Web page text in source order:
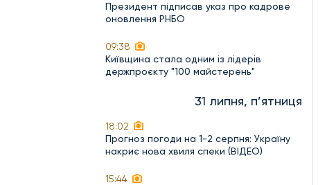
Президент підписав указ про кадрове
оновлення РНБО
09:38
Київщина стала одним із лідерів
держпроєкту "100 майстерень"
31 липня, п’ятниця
18:02
Прогноз погоди на 1-2 серпня: Україну
накриє нова хвиля спеки (ВІДЕО)
15:44